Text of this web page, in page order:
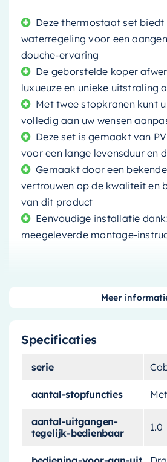
Deze thermostaat set biedt
waterregeling voor een
douche-ervaring
De geborstelde koper
luxueuze en unieke uitstraling
Met twee stopkranen kunt
volledig aan uw wensen
Deze set is gemaakt van
voor een lange levensduur en
Gemaakt door een
vertrouwen op de kwaliteit en
van dit product
Eenvoudige installatie
meegeleverde montage-
uw badkamer
Ontdek de perfecte balans
gemaakt door een
upgraden. Het is niet alleen
Specificaties
serie
aantal-stopfuncties
aantal-uitgangen-
tegelijk-bedienbaar
1.0
Meer